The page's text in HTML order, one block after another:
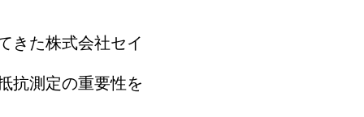
きた株式会社セイ
抗測定の重要性を